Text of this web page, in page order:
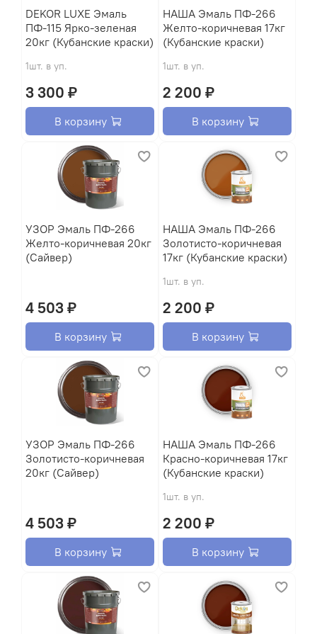
DEKOR LUXE Эмаль
ПФ-115 Ярко-зеленая
20кг (Кубанские краски)
1шт. в уп.
3 300 ₽
В корзину
HАША Эмаль ПФ-266
Желто-коричневая 17кг
(Кубанские краски)
1шт. в уп.
2 200 ₽
В корзину
УЗОР Эмаль ПФ-266
Желто-коричневая 20кг
(Сайвер)
4 503 ₽
В корзину
HАША Эмаль ПФ-266
Золотисто-коричневая
17кг (Кубанские краски)
1шт. в уп.
2 200 ₽
В корзину
УЗОР Эмаль ПФ-266
Золотисто-коричневая
20кг (Сайвер)
4 503 ₽
В корзину
HАША Эмаль ПФ-266
Красно-коричневая 17кг
(Кубанские краски)
1шт. в уп.
2 200 ₽
В корзину